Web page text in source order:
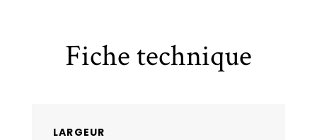
Fiche technique
LARGEUR